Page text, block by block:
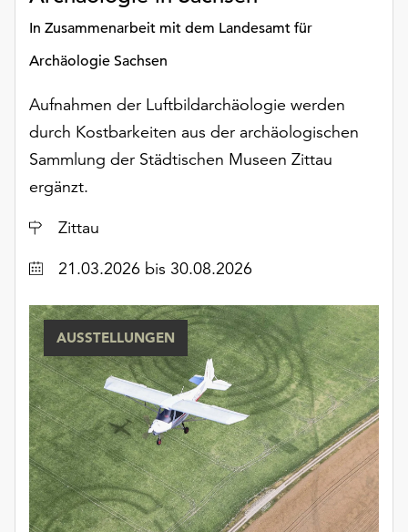
In Zusammenarbeit mit dem Landesamt für
Archäologie Sachsen
Aufnahmen der Luftbildarchäologie werden
durch Kostbarkeiten aus der archäologischen
Sammlung der Städtischen Museen Zittau
ergänzt.
Ort
Zittau
Datum21.03.2026 bis 30.08.2026
AUSSTELLUNGEN